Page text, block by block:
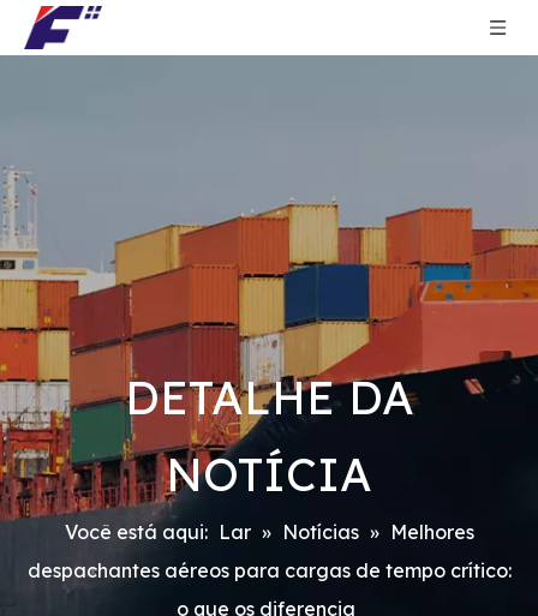
DETALHE DA
NOTÍCIA
Você está aqui: Lar » Notícias » Melhores
despachantes aéreos para cargas de tempo crítico:
o que os diferencia